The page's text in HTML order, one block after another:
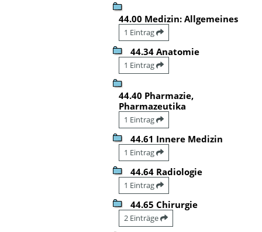
44.00 Medizin: Allgemeines
1 Eintrag
44.34 Anatomie
1 Eintrag
44.40 Pharmazie,
Pharmazeutika
1 Eintrag
44.61 Innere Medizin
1 Eintrag
44.64 Radiologie
1 Eintrag
44.65 Chirurgie
2 Einträge